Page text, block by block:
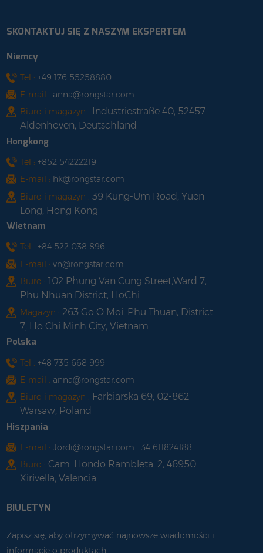
SKONTAKTUJ SIĘ Z NASZYM EKSPERTEM
Niemcy
Tel : +49 176 55258880
E-mail : anna@rongstar.com
Biuro i magazyn :
Industriestraße 40, 52457
Aldenhoven, Deutschland
Hongkong
Tel : +852 54222219
E-mail : hk@rongstar.com
Biuro i magazyn : 39 Kung-Um Road, Yuen
Long, Hong Kong
Wietnam
Tel : +84 522 038 896
E-mail : vn@rongstar.com
Biuro : 102 Phung Van Cung Street,Ward 7,
Phu Nhuan District, HoChi
Magazyn : 263 Go O Moi, Phu Thuan, District
7, Ho Chi Minh City, Vietnam
Polska
Tel : +48 735 668 999
E-mail : anna@rongstar.com
Biuro i magazyn : Farbiarska 69, 02-862
Warsaw, Poland
Hiszpania
E-mail : Jordi@rongstar.com +34 611824188
Biuro : Cam. Hondo Rambleta, 2, 46950
Xirivella, Valencia
BIULETYN
Zapisz się, aby otrzymywać najnowsze wiadomości i
informacje o produktach.